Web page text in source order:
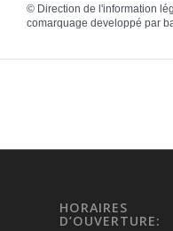
© Direction de l'information
comarquage developpé par
HORAIRES
D’OUVERTURE: